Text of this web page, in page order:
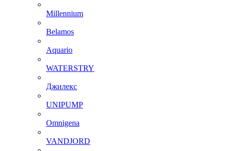
Millennium
Belamos
Aquario
WATERSTRY
Джилекс
UNIPUMP
Omnigena
VANDJORD